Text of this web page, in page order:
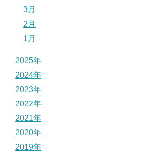
3月
2月
1月
2025年
2024年
2023年
2022年
2021年
2020年
2019年